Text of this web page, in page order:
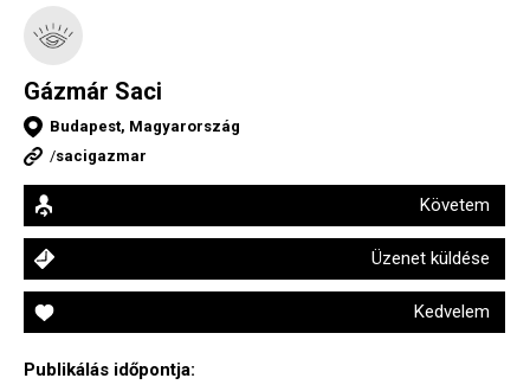
Gázmár Saci
Budapest, Magyarország
/sacigazmar
Követem
Üzenet küldése
Kedvelem
Publikálás időpontja: